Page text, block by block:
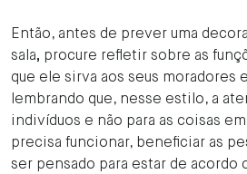
Então, antes de prever uma
sala, procure refletir sobre as
que ele sirva aos seus moradores
lembrando que, nesse estilo, a
indivíduos e não para as coisas
precisa funcionar, beneficiar as
ser pensado para estar de acordo